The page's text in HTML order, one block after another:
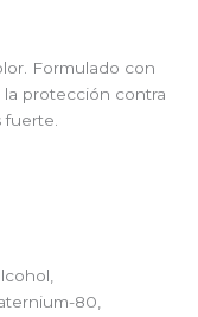
Formulado con
protección contra
80,